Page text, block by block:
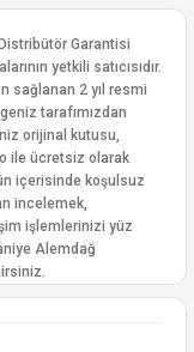
Garantisi
yetkili satıcısıdır.
sağlanan 2 yıl resmi
tarafımızdan
orijinal kutusu,
ile ücretsiz olarak
içerisinde koşulsuz
incelemek,
işlemlerinizi yüz
Alemdağ